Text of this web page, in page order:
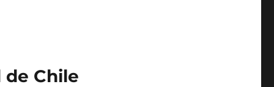
de Chile